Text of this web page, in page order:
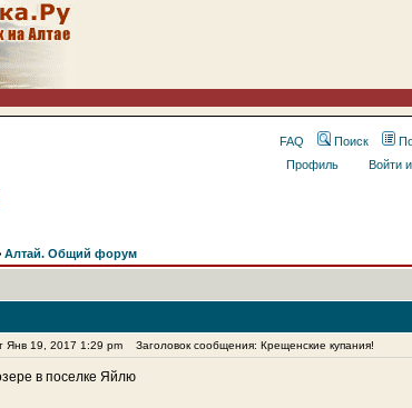
FAQ Поиск
Профиль
Войти
Алтай. Общий форум
Янв 19, 2017 1:29 pm Заголовок сообщения: Крещенские купания!
в поселке Яйлю